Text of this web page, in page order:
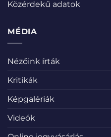
Közérdekű adatok
MÉDIA
Nézőink írták
Kritikák
Képgalériák
Videók